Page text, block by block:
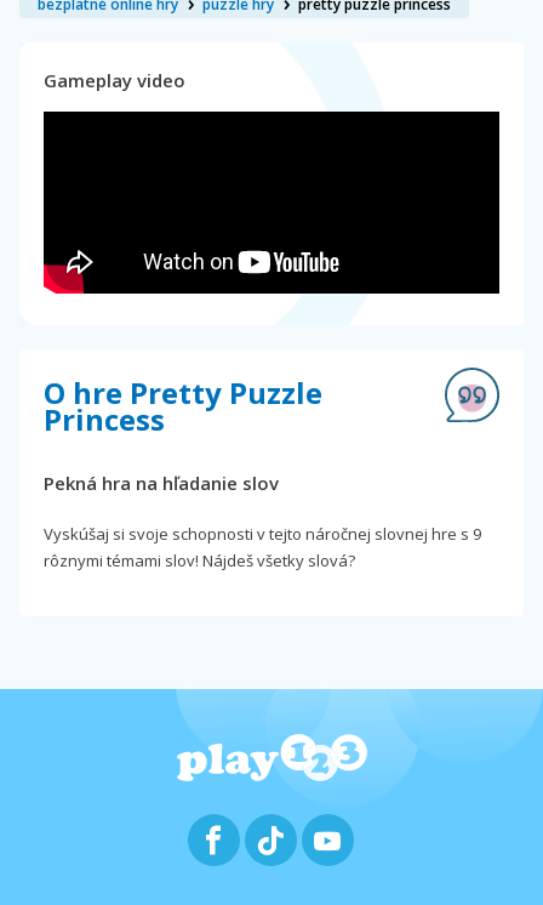
bezplatné online hry puzzle hry pretty puzzle princess
Gameplay video
O hre Pretty Puzzle
Princess
Pekná hra na hľadanie slov
Vyskúšaj si svoje schopnosti v tejto náročnej slovnej hre s 9
rôznymi témami slov! Nájdeš všetky slová?